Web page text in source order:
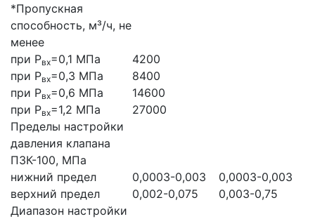
*Пропускная
способность, м³/ч, не
менее
при Рвх=0,1 МПа
4200
при Рвх=0,3 МПа
8400
при Рвх=0,6 МПа
14600
при Рвх=1,2 МПа
27000
Пределы настройки
давления клапана
ПЗК-100, МПа
нижний предел
0,0003-0,003
0,0003-0,003
верхний предел
0,002-0,075
0,003-0,75
Диапазон настройки